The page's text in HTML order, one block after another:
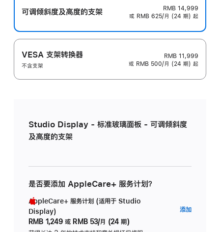
可调倾斜度及高‍度的支‍架
RMB 14,999
或 RMB 625/月 (24 期) 起
VESA 支架转换器
不含支架
RMB 11,999
或 RMB 500/月 (24 期) 起
Studio Display - 标准玻璃面板 - 可调倾斜度
及高度的支架
是否要添加 AppleCare+ 服务计划？
AppleCare+ 服务计划 (适用于 Studio
Display)
RMB 1,249 或 RMB 53/月 (24 期)
添加